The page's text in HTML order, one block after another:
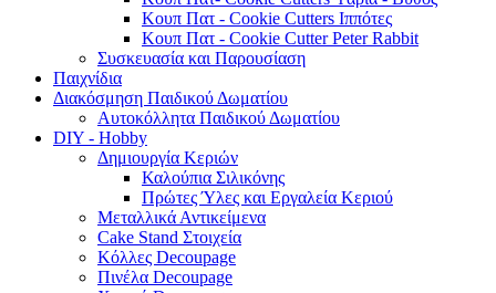
Κουπ Πατ - Cookie Cutters Ιππότες
Κουπ Πατ - Cookie Cutter Peter Rabbit
Συσκευασία και Παρουσίαση
Παιχνίδια
Διακόσμηση Παιδικού Δωματίου
Αυτοκόλλητα Παιδικού Δωματίου
DIY - Hobby
Δημιουργία Κεριών
Καλούπια Σιλικόνης
Πρώτες Ύλες και Εργαλεία Κεριού
Μεταλλικά Αντικείμενα
Cake Stand Στοιχεία
Κόλλες Decoupage
Πινέλα Decoupage